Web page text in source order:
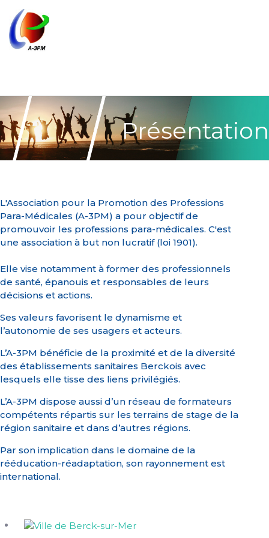
Présentation
L'Association pour la Promotion des Professions
Para-Médicales (A-3PM) a pour objectif de
promouvoir les professions para-médicales. C'est
une association à but non lucratif (loi 1901).
Elle vise notamment à former des professionnels
de santé, épanouis et responsables de leurs
décisions et actions.
Ses valeurs favorisent le dynamisme et
l’autonomie de ses usagers et acteurs.
L’A-3PM bénéficie de la proximité et de la diversité
des établissements sanitaires Berckois avec
lesquels elle tisse des liens privilégiés.
L’A-3PM dispose aussi d’un réseau de formateurs
compétents répartis sur les terrains de stage de la
région sanitaire et dans d’autres régions.
Par son implication dans le domaine de la
rééducation-réadaptation, son rayonnement est
international.